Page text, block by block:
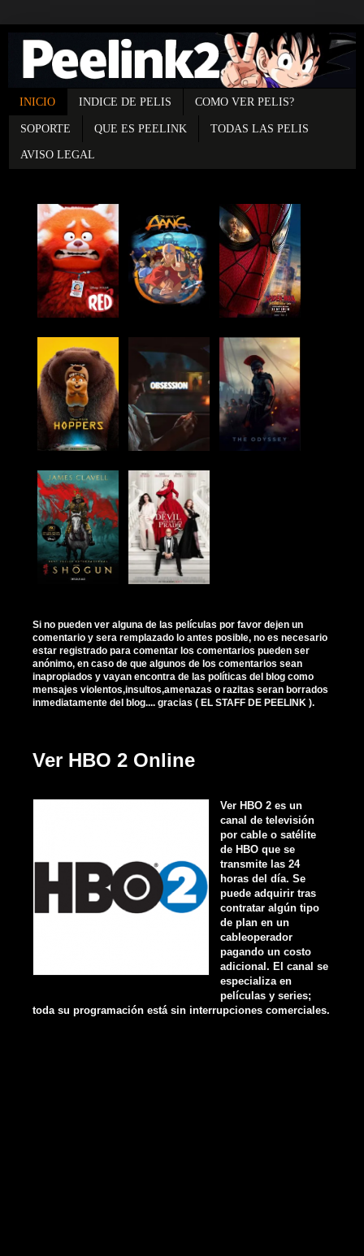
INICIO INDICE DE PELIS COMO VER PELIS?
SOPORTE QUE ES PEELINK TODAS LAS PELIS
AVISO LEGAL
Si no pueden ver alguna de las películas por favor dejen un
comentario y sera remplazado lo antes posible, no es necesario
estar registrado para comentar los comentarios pueden ser
anónimo, en caso de que algunos de los comentarios sean
inapropiados y vayan encontra de las políticas del blog como
mensajes violentos,insultos,amenazas o razitas seran borrados
inmediatamente del blog.... gracias ( EL STAFF DE PEELINK ).
Ver HBO 2 Online
Ver HBO 2 es un
canal de televisión
por cable o satélite
de HBO que se
transmite las 24
horas del día. Se
puede adquirir tras
contratar algún tipo
de plan en un
cableoperador
pagando un costo
adicional. El canal se
especializa en
películas y series;
toda su programación está sin interrupciones comerciales.